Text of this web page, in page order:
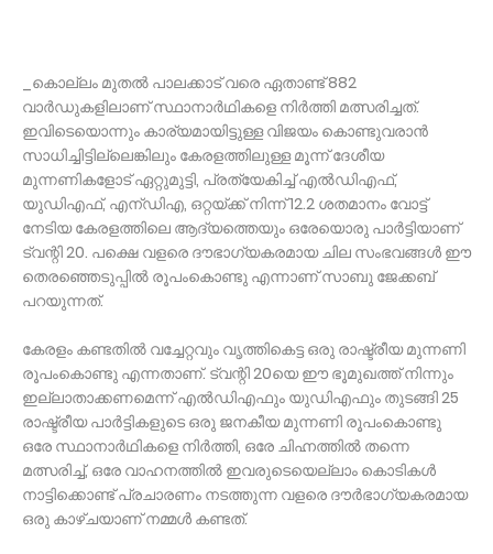
_കൊല്ലം മുതൽ പാലക്കാട് വരെ ഏതാണ്ട് 882
വാർഡുകളിലാണ് സ്ഥാനാർഥികളെ നിർത്തി മത്സരിച്ചത്.
ഇവിടെയൊന്നും കാര്യമായിട്ടുള്ള വിജയം കൊണ്ടുവരാൻ
സാധിച്ചിട്ടില്ലെങ്കിലും കേരളത്തിലുള്ള മൂന്ന് ദേശീയ
മുന്നണികളോട് ഏറ്റുമുട്ടി, പ്രത്യേകിച്ച്‌ എൽഡിഎഫ്,
യുഡിഎഫ്, എന്ഡിഎ, ഒറ്റയ്ക്ക് നിന്ന് 12.2 ശതമാനം വോട്ട്
നേടിയ കേരളത്തിലെ ആദ്യത്തെയും ഒരേയൊരു പാർട്ടിയാണ്
ട്വന്റി 20. പക്ഷെ വളരെ ദൗഭാഗ്യകരമായ ചില സംഭവങ്ങൾ ഈ
തെരഞ്ഞെടുപ്പിൽ രൂപംകൊണ്ടു എന്നാണ് സാബു ജേക്കബ്
പറയുന്നത്.
കേരളം കണ്ടതിൽ വച്ചേറ്റവും വൃത്തികെട്ട ഒരു രാഷ്ട്രീയ മുന്നണി
രൂപംകൊണ്ടു എന്നതാണ്. ട്വന്റി 20യെ ഈ ഭൂമുഖത്ത് നിന്നും
ഇല്ലാതാക്കണമെന്ന് എൽഡിഎഫും യുഡിഎഫും തുടങ്ങി 25
രാഷ്ട്രീയ പാർട്ടികളുടെ ഒരു ജനകീയ മുന്നണി രൂപംകൊണ്ടു
ഒരേ സ്ഥാനാർഥികളെ നിർത്തി, ഒരേ ചിഹ്നത്തിൽ തന്നെ
മത്സരിച്ച്‌, ഒരേ വാഹനത്തിൽ ഇവരുടെയെല്ലാം കൊടികൾ
നാട്ടിക്കൊണ്ട് പ്രചാരണം നടത്തുന്ന വളരെ ദൗർഭാഗ്യകരമായ
ഒരു കാഴ്ചയാണ് നമ്മൾ കണ്ടത്.